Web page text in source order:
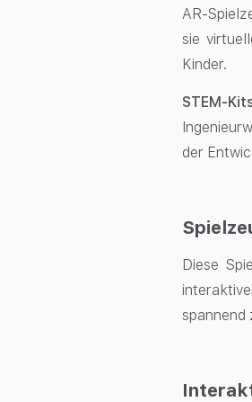
AR-
sie
Kinder.
STEM-
der
Diese
spannend